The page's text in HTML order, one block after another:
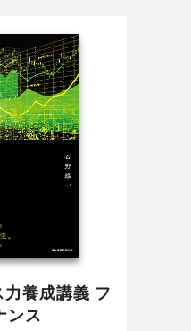
養成講義 フ
ンス